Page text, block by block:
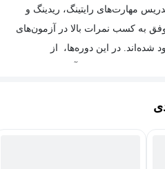
بیش از 10 سال تدریس مهارت‌های رایتینگ، ریدینگ و
به کسب نمرات بالا در آزمون‌های
شده‌اند. در این دوره‌ها، از
استفاده می‌شود.